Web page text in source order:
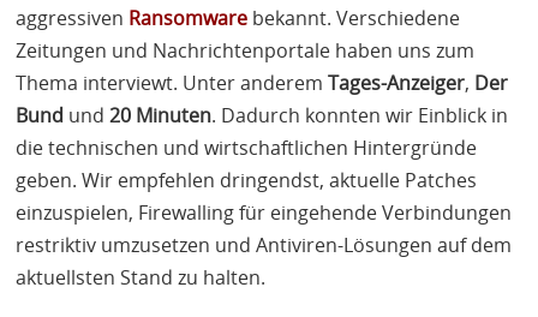
aggressiven Ransomware bekannt. Verschiedene
Zeitungen und Nachrichtenportale haben uns zum
Thema interviewt. Unter anderemTages-Anzeiger, Der
Bund und20 Minuten. Dadurch konnten wir Einblick in
die technischen und wirtschaftlichen Hintergründe
geben. Wir empfehlen dringendst, aktuelle Patches
einzuspielen, Firewalling für eingehende Verbindungen
restriktiv umzusetzen und Antiviren-Lösungen auf dem
aktuellsten Stand zu halten.